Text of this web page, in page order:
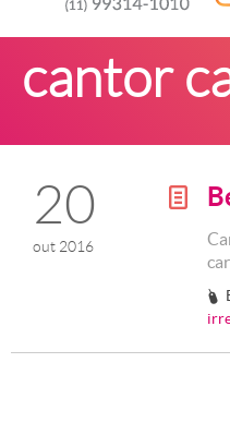
cantor
20
out 2016
g
#